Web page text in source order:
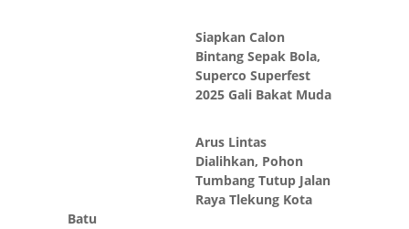
Siapkan Calon
Bintang Sepak Bola,
Superco Superfest
2025 Gali Bakat Muda
Arus Lintas
Dialihkan, Pohon
Tumbang Tutup Jalan
Raya Tlekung Kota
Batu